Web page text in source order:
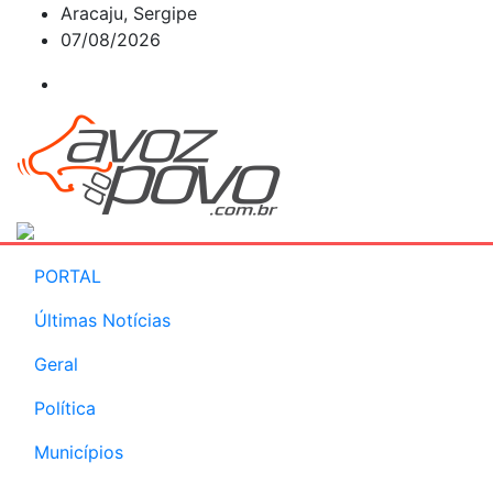
Aracaju, Sergipe
07/08/2026
PORTAL
Últimas Notícias
Geral
Política
Municípios